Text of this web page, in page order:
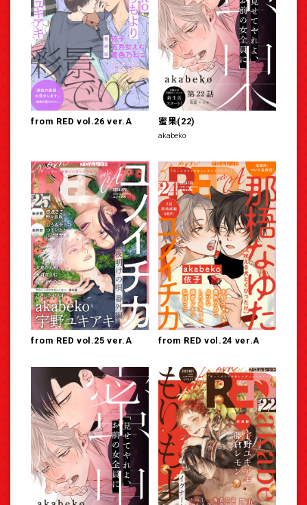
from RED vol.26 ver.A 蜜果(22)
akabeko
from RED vol.25 ver.A from RED vol.24 ver.A